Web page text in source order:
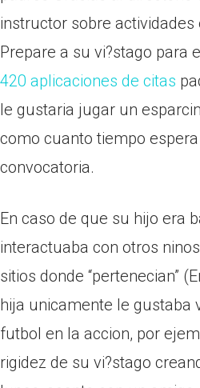
instructor sobre
Prepare a su vi?stago para
420 aplicaciones de citas
le gustaria jugar un
como cuanto tiempo
convocatoria.
En caso de que su hijo era
interactuaba con otros
sitios donde “pertenecian”
hija unicamente le gustaba
futbol en la accion, por
rigidez de su vi?stago